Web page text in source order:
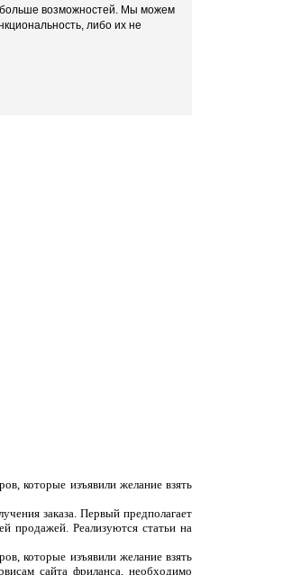
больше возможностей. Мы можем
либо их не
которые изъявили желание взять
заказа. Первый предполагает
продажей. Реализуются статьи на
которые изъявили желание взять
сайта фриланса, необходимо